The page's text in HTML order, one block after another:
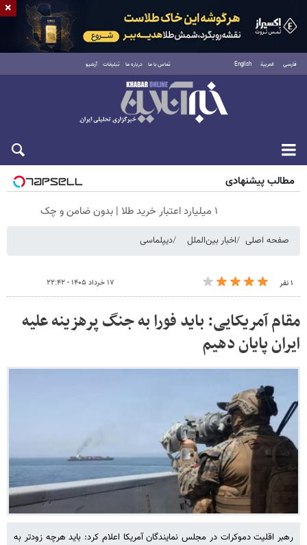
فارسی العربية English تماس با ما درباره ما تبلیغات آرشیو
جمعه ۱۶ مرداد ۱۴۰۵
مطالب پیشنهادی
۱ میلیارد اعتبار خرید طلا | بدون ضامن و چک
صفحه اصلی اخبار بین‌الملل دیپلماسی
۱ نفر ۱۷ خرداد ۱۴۰۵ - ۲۲:۴۲
مقام آمریکایی: باید فورا به جنگ پرهزینه علیه
ایران پایان دهیم
رهبر اقلیت دموکرات در مجلس نمایندگان آمریکا اعلام کرد: باید هرچه زودتر به
×